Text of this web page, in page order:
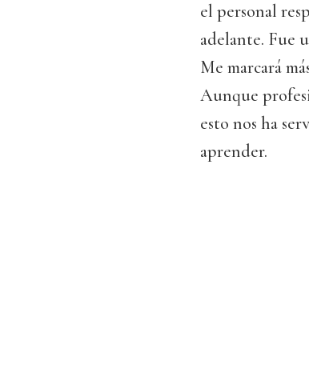
el personal
adelante. Fue
Me marcará
Aunque
esto nos ha
aprender.